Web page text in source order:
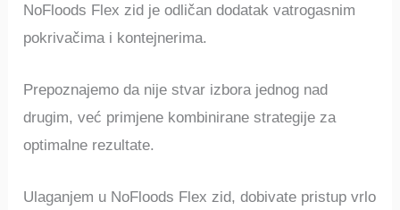
NoFloods Flex zid je odličan dodatak vatrogasnim
pokrivačima i kontejnerima.
Prepoznajemo da nije stvar izbora jednog nad
drugim, već primjene kombinirane strategije za
optimalne rezultate.
Ulaganjem u NoFloods Flex zid, dobivate pristup vrlo